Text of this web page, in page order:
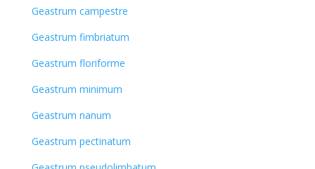
Geastrum campestre
Geastrum fimbriatum
Geastrum floriforme
Geastrum minimum
Geastrum nanum
Geastrum pectinatum